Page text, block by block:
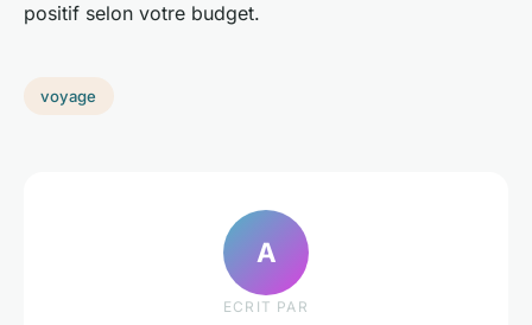
positif selon votre budget.
voyage
A
ECRIT PAR